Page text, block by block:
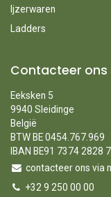
Ijzerwaren
Ladders
Contacteer ons
Eeksken 5
9940 Sleidinge
België
BTW BE 0454.767.969
IBAN BE91 7374 2828
contacteer ons via
+32 9 250 00 00